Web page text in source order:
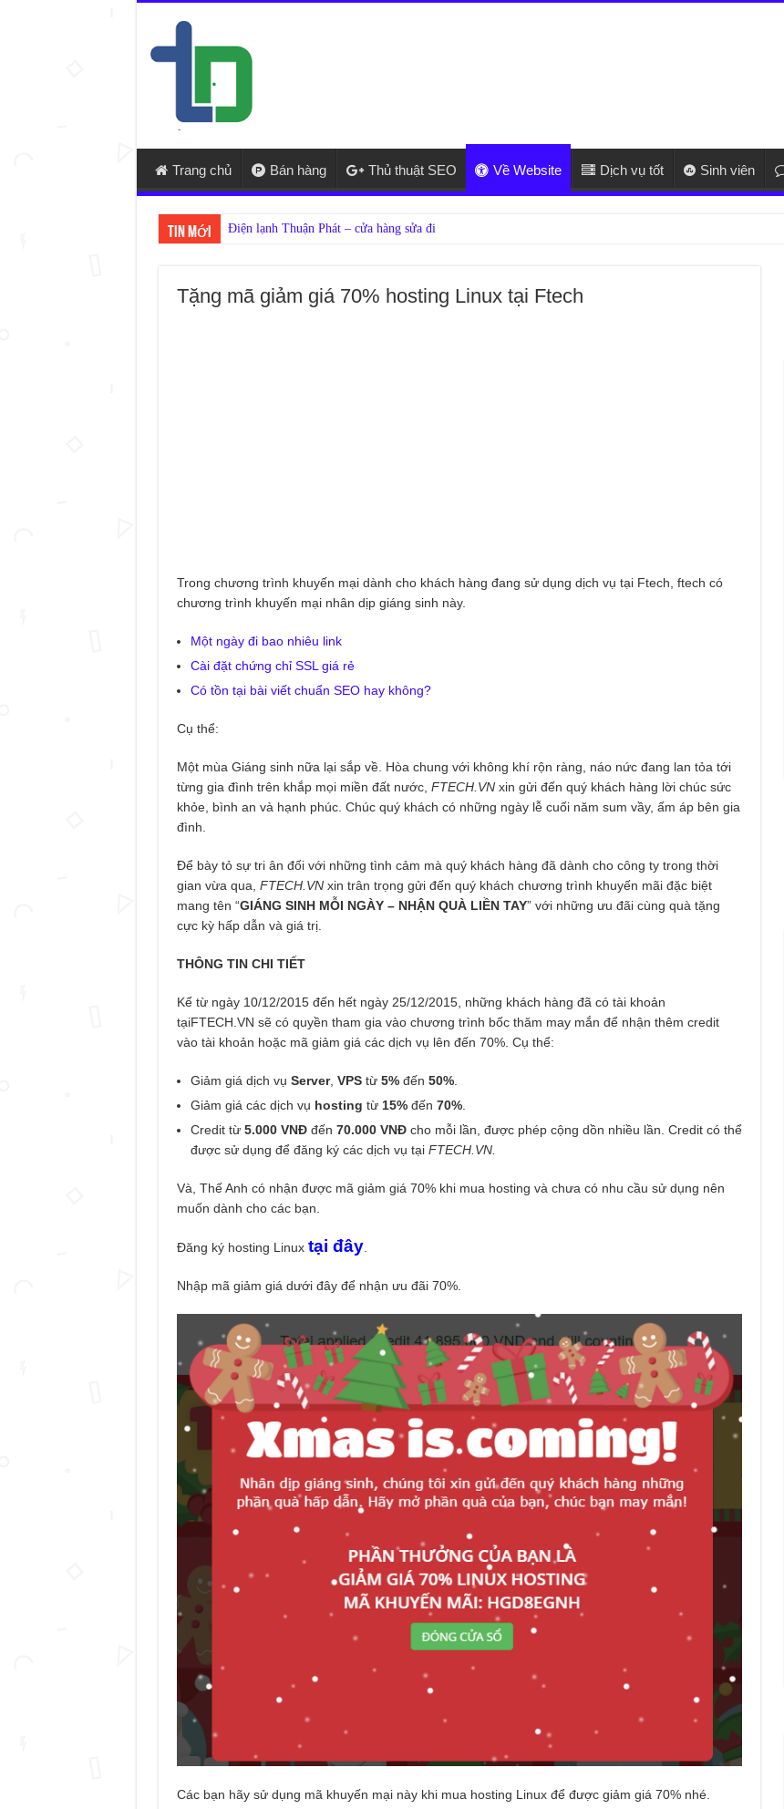
Trang chủ Bán hàng Thủ thuật SEO Về Website Dịch vụ tốt Sinh viên
Tin mới
Tặng mã giảm giá 70% hosting Linux tại Ftech
Trong chương trình khuyến mại dành cho khách hàng đang sử dụng dịch vụ tại Ftech, ftech có
chương trình khuyến mại nhân dịp giáng sinh này.
Một ngày đi bao nhiêu link
Cài đặt chứng chỉ SSL giá rẻ
Có tồn tại bài viết chuẩn SEO hay không?
Cụ thể:
Một mùa Giáng sinh nữa lại sắp về. Hòa chung với không khí rộn ràng, náo nức đang lan tỏa tới
từng gia đình trên khắp mọi miền đất nước, FTECH.VNxin gửi đến quý khách hàng lời chúc sức
khỏe, bình an và hạnh phúc. Chúc quý khách có những ngày lễ cuối năm sum vầy, ấm áp bên gia
đình.
Để bày tỏ sự tri ân đối với những tình cảm mà quý khách hàng đã dành cho công ty trong thời
gian vừa qua, FTECH.VNxin trân trọng gửi đến quý khách chương trình khuyến mãi đặc biệt
mang tên “GIÁNG SINH MỖI NGÀY – NHẬN QUÀ LIỀN TAY” với những ưu đãi cùng quà tặng
cực kỳ hấp dẫn và giá trị.
THÔNG TIN CHI TIẾT
Kể từ ngày 10/12/2015 đến hết ngày 25/12/2015, những khách hàng đã có tài khoản
tạiFTECH.VN sẽ có quyền tham gia vào chương trình bốc thăm may mắn để nhận thêm credit
vào tài khoản hoặc mã giảm giá các dịch vụ lên đến 70%. Cụ thể:
Giảm giá dịch vụ Server, VPStừ 5%đến 50%.
Giảm giá các dịch vụ hosting từ 15%đến 70%.
Credit từ 5.000 VNĐđến 70.000 VNĐcho mỗi lần, được phép cộng dồn nhiều lần. Credit có thể
được sử dụng để đăng ký các dịch vụ tại FTECH.VN.
Và, Thế Anh có nhận được mã giảm giá 70% khi mua hosting và chưa có nhu cầu sử dụng nên
muốn dành cho các bạn.
Đăng ký hosting Linux tại đây.
Nhập mã giảm giá dưới đây để nhận ưu đãi 70%.
Các bạn hãy sử dụng mã khuyến mại này khi mua hosting Linux để được giảm giá 70% nhé.